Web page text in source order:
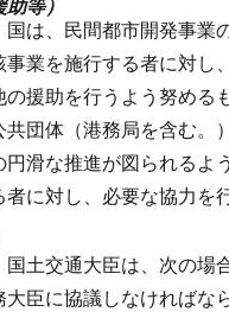
国は、民間都市開発事業
事業を施行する者に対し
援助を行うよう努める
共団体（港務局を含む。
円滑な推進が図られるよ
に対し、必要な協力を
国土交通大臣は、次の場
臣に協議しなければな